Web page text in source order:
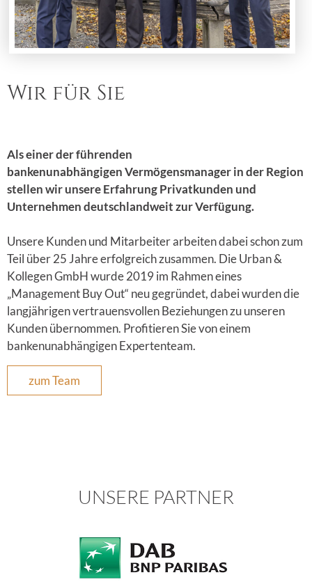
Wir für Sie
Als einer der führenden
bankenunabhängigen Vermögensmanager in der Region
stellen wir unsere Erfahrung Privatkunden und
Unternehmen deutschlandweit zur Verfügung.
Unsere Kunden und Mitarbeiter arbeiten dabei schon zum
Teil über 25 Jahre erfolgreich zusammen. Die Urban &
Kollegen GmbH wurde 2019 im Rahmen eines
„Management Buy Out“ neu gegründet, dabei wurden die
langjährigen vertrauensvollen Beziehungen zu unseren
Kunden übernommen. Profitieren Sie von einem
bankenunabhängigen Expertenteam.
zum Team
UNSERE PARTNER